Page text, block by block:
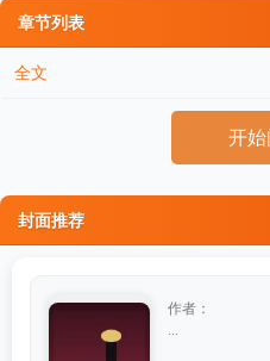
章节列表
全文
开
封面推荐
作者：